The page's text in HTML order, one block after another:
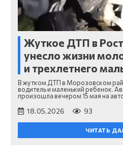
Жуткое ДТП в
унесло жизни
и трехлетнего
В жутком ДТП в Морозовском
водитель и маленький ребенок.
произошла вечером 15 мая на
18.05.2026 93
ЧИТАТЬ